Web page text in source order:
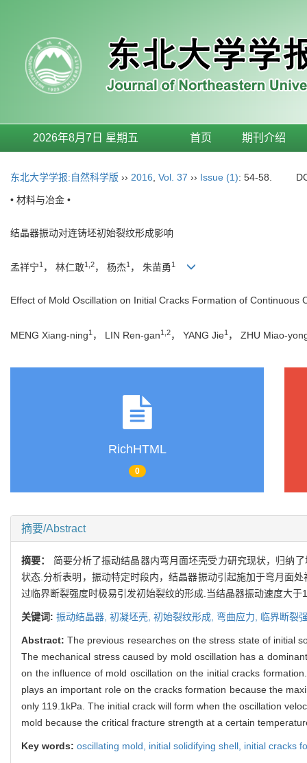
2026年8月7日 星期五 首页 期刊介绍
东北大学学报:自然科学版 ›› 2016 Vol. 37 ›› Issue (1): 54-58.
• 材料与冶金 •
结晶器振动对连铸坯初始裂纹形成影响
孟祥宁1 ， 林仁敢1,2， 杨杰1 ， 朱苗勇1
Effect of Mold Oscillation on Initial Cracks Formation of Continuous
MENG Xiang-ning1 ， LIN Ren-gan1,2， YANG Jie1 ， ZHU Miao-
RichHTML
0
摘要/Abstract
摘要： 简要分析了振动结晶器内弯月面坯壳受力研究现状，归纳
状态.分析表明，振动特定时段内，结晶器振动引起施加于弯月面
过临界断裂强度时极易引发初始裂纹的形成.当结晶器振动速度大于
关键词: 振动结晶器, 初凝坯壳, 初始裂纹形成, 弯曲应力, 临界断裂
Abstract:The previous researches on the stress state of initial
The mechanical stress caused by mold oscillation has a
on the influence of mold oscillation on the initial cracks
plays an important role on the cracks formation because the
only 119.1kPa. The initial crack will form when the oscillation
mold because the critical fracture strength at a certain
Key words: oscillating mold, initial solidifying shell, initial cracks